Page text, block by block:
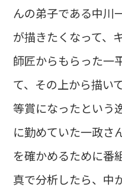
んの弟子である中川
が描きたくなって、
師匠からもらった一
て、その上から描い
等賞になったという
に勤めていた一政さ
を確かめるために番
真で分析したら、中